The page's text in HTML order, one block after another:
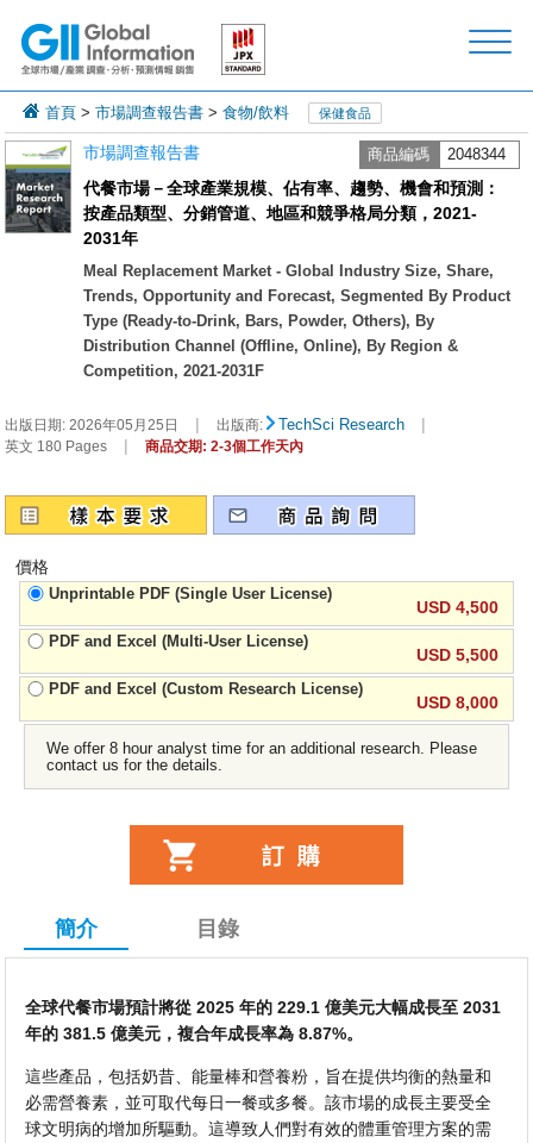
首頁 >市場調查報告書 >食物/飲料 保健食品
市場調查報告書 商品編碼 2048344
代餐市場－全球產業規模、佔有率、趨勢、機會和預測：
按產品類型、分銷管道、地區和競爭格局分類，2021-
2031年
Meal Replacement Market - Global Industry Size, Share,
Trends, Opportunity and Forecast, Segmented By Product
Type (Ready-to-Drink, Bars, Powder, Others), By
Distribution Channel (Offline, Online), By Region &
Competition, 2021-2031F
出版日期:2026年05月25日 | 出版商: TechSci Research |
英文 180 Pages | 商品交期: 2-3個工作天內
價格
Unprintable PDF (Single User License)
USD 4,500
PDF and Excel (Multi-User License)
USD 5,500
PDF and Excel (Custom Research License)
USD 8,000
We offer 8 hour analyst time for an additional research. Please
contact us for the details.
簡介 目錄
全球代餐市場預計將從 2025 年的 229.1 億美元大幅成長至 2031
年的 381.5 億美元，複合年成長率為 8.87%。
這些產品，包括奶昔、能量棒和營養粉，旨在提供均衡的熱量和
必需營養素，並可取代每日一餐或多餐。該市場的成長主要受全
球文明病的增加所驅動。這導致人們對有效的體重管理方案的需